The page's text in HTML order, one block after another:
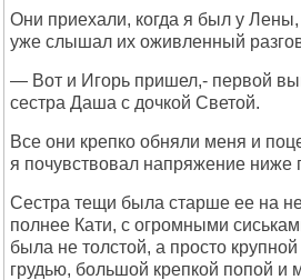
Они приехали, когда я был у Лены,
уже слышал их оживленный
— Вот и Игорь пришел,- первой
сестра Даша с дочкой Светой.
Все они крепко обняли меня и
я почувствовал напряжение ниже
Сестра тещи была старше ее на
полнее Кати, с огромными
была не толстой, а просто
грудью, большой крепкой попой